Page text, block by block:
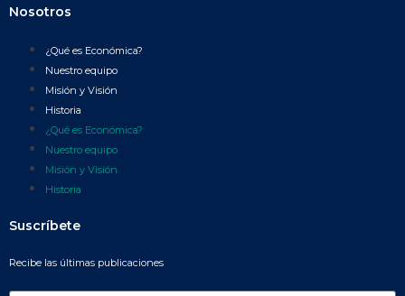
Nosotros
¿Qué es Económica?
Nuestro equipo
Misión y Visión
Historia
¿Qué es Económica?
Nuestro equipo
Misión y Visión
Historia
Suscríbete
Recibe las últimas publicaciones